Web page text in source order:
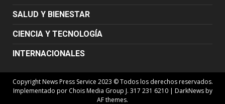
SALUD Y BIENESTAR
CIENCIA Y TECNOLOGÍA
INTERNACIONALES
Copyright News Press Service 2023 © Todos los derechos reservados.
Implementado por Chois Media Group J. 317 231 6210 | DarkNewsby
AF themes.